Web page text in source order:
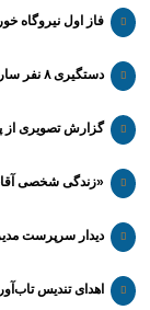
فاز اول نیروگاه
دستگیری ۸ نفر سارق در طرح پاکسازی محلات و کشف ۱۷ فقره سرقت
گزارش تصویری از
«زندگی شخصی
دیدار سرپرست
اهدای تندیس